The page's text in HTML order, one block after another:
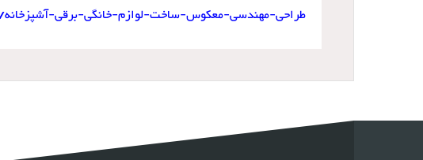
طراحی-مهندسی-معکوس-ساخت-لوازم-خانگی-برقی-آشپزخانه